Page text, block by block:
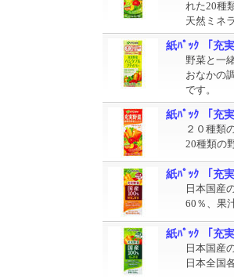
れた20種
天然ミネ
紙ﾊﾟｯｸ 「充
野菜と一
おなかの
です。
紙ﾊﾟｯｸ 「充
２０種類
20種類の
紙ﾊﾟｯｸ 「充
日本国産
60％、果
紙ﾊﾟｯｸ 「充
日本国産
日本全国